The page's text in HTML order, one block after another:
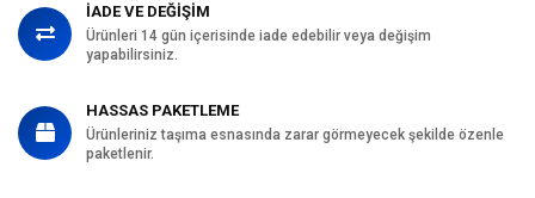
İADE VE DEĞİŞİM
Ürünleri 14 gün içerisinde iade edebilir veya değişim
yapabilirsiniz.
HASSAS PAKETLEME
Ürünleriniz taşıma esnasında zarar görmeyecek şekilde özenle
paketlenir.